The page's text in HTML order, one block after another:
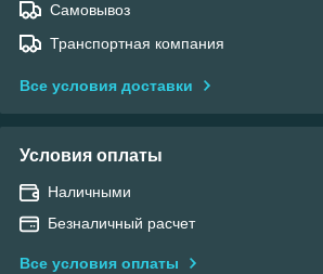
Самовывоз
Транспортная компания
Все условия доставки
Условия оплаты
Наличными
Безналичный расчет
Все условия оплаты